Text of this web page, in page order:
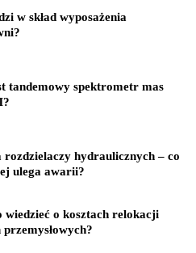
w skład wyposażenia
tandemowy spektrometr mas
rozdzielaczy hydraulicznych – co
ulega awarii?
wiedzieć o kosztach relokacji
przemysłowych?